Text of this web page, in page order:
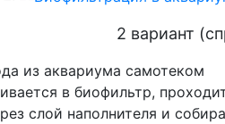
2 вариант
из аквариума самотеком
в биофильтр,
слой наполнителя и